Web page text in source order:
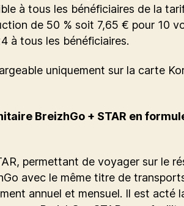
à tous les bénéficiaires de la
de 50 % soit 7,65 € pour 10
à tous les bénéficiaires.
uniquement sur la carte
BreizhGo + STAR en
permettant de voyager sur le
avec le même titre de
annuel et mensuel. Il est acté